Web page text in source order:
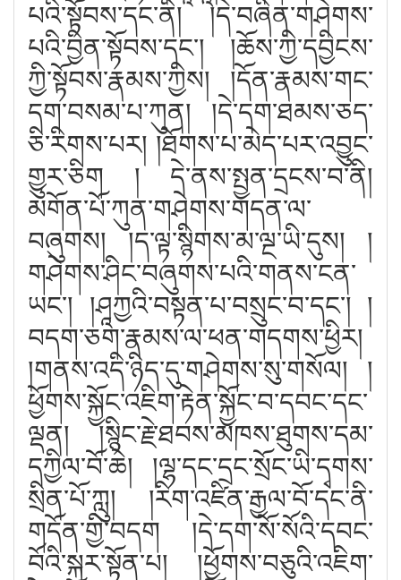
པའི་སྟོབས་དང་ནི། །དེ་བཞིན་གཤེགས་
པའི་བྱིན་སྟོབས་དང༌། །ཆོས་ཀྱི་དབྱིངས་
ཀྱི་སྟོབས་རྣམས་ཀྱིས། །དོན་རྣམས་གང་
དག་བསམ་པ་ཀུན། །དེ་དག་ཐམས་ཅད་
ཅི་རིགས་པར། །ཐོགས་པ་མེད་པར་འབྱུང་
གྱུར་ཅིག ། དེ་ནས་སྤྱན་དྲངས་བ་ནི།
མགོན་པོ་ཀུན་གཤེགས་གདན་ལ་
བཞུགས། །ད་ལྟ་སྙིགས་མ་ལྔ་ཡི་དུས། །
གཤེགས་ཤིང་བཞུགས་པའི་གནས་ངན་
ཡང༌། །ཤཱཀྱའི་བསྟན་པ་བསྲུང་བ་དང༌། །
བདག་ཅག་རྣམས་ལ་ཕན་གདགས་ཕྱིར།
།གནས་འདི་ཉིད་དུ་གཤེགས་སུ་གསོལ། །
ཕྱོགས་སྐྱོང་འཇིག་རྟེན་སྐྱོང་བ་དབང་དང་
ལྡན། །སྙིང་རྗེ་ཐབས་མཁས་ཐུགས་དམ་
དཀྱིལ་བོ་ཆེ། །ལྷ་དང་དྲང་སྲོང་ཡི་དྭགས་
སྲིན་པོ་ཀླུ། །རིག་འཛིན་རྒྱལ་བོ་དང་ནི་
གདོན་གྱི་བདག །དེ་དག་སོ་སོའི་དབང་
བོའི་སྐུར་སྟོན་པ། །ཕྱོགས་བཅུའི་འཇིག་